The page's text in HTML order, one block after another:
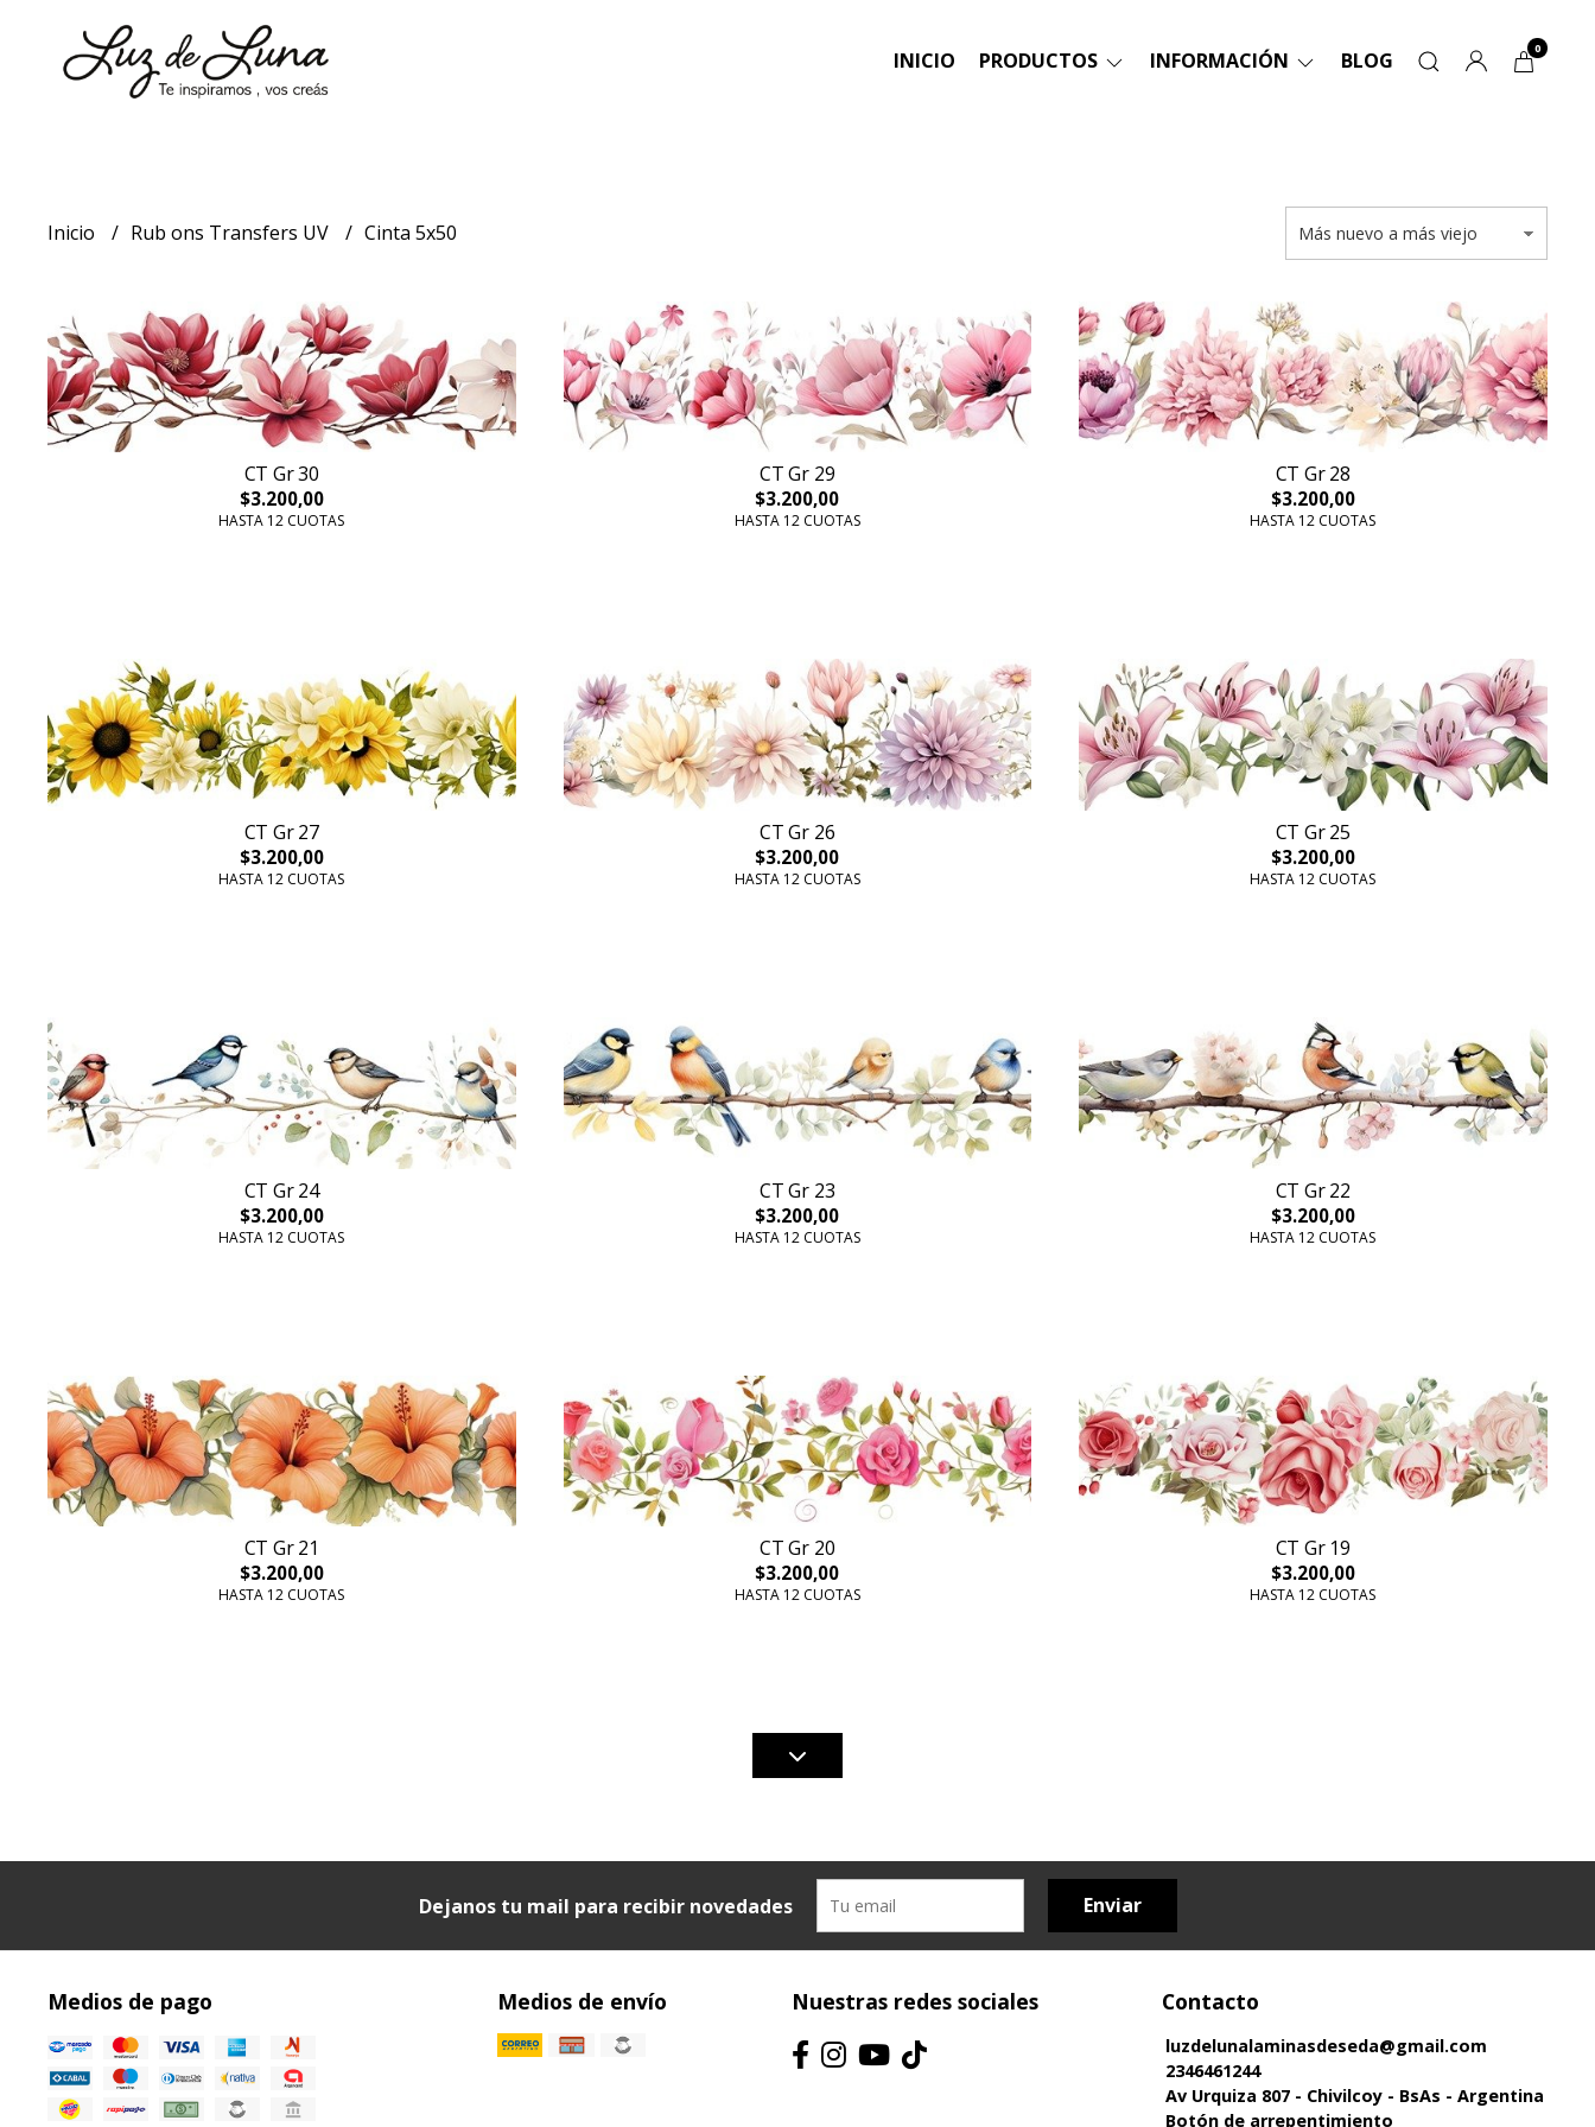
INICIO PRODUCTOS INFORMACIÓN BLOG 0
Inicio Rub ons Transfers UV Cinta 5x50
CT Gr 30
$3.200,00
HASTA 12 CUOTAS
CT Gr 29
$3.200,00
HASTA 12 CUOTAS
CT Gr 28
$3.200,00
HASTA 12 CUOTAS
CT Gr 27
$3.200,00
HASTA 12 CUOTAS
CT Gr 26
$3.200,00
HASTA 12 CUOTAS
CT Gr 25
$3.200,00
HASTA 12 CUOTAS
CT Gr 24
$3.200,00
HASTA 12 CUOTAS
CT Gr 23
$3.200,00
HASTA 12 CUOTAS
CT Gr 22
$3.200,00
HASTA 12 CUOTAS
CT Gr 21
$3.200,00
HASTA 12 CUOTAS
CT Gr 20
$3.200,00
HASTA 12 CUOTAS
CT Gr 19
$3.200,00
HASTA 12 CUOTAS
Dejanos tu mail para recibir novedades Enviar
Medios de pago Medios de envío Nuestras redes sociales Contacto
luzdelunalaminasdeseda@gmail.com
2346461244
Av Urquiza 807 - Chivilcoy - BsAs - Argentina
Botón de arrepentimiento